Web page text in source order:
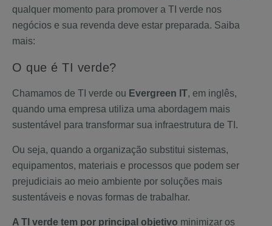
qualquer momento para promover a TI verde nos
negócios e sua revenda deve estar preparada. Saiba
mais:
O que é TI verde?
Chamamos de TI verde ou Evergreen IT, em inglês,
quando uma empresa utiliza uma abordagem mais
sustentável para transformar sua infraestrutura de TI.
Ou seja, quando a organização substitui sistemas,
equipamentos, materiais e processos que podem ser
prejudiciais ao meio ambiente por soluções mais
sustentáveis e novas formas de trabalhar.
A TI verde tem por principal objetivo minimizar os